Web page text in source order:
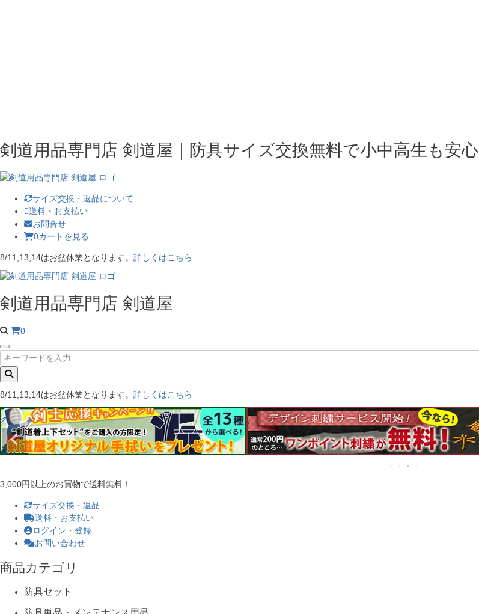
剣道用品専門店 剣道屋｜防具サイズ交換無料で小中高生も安心
サイズ交換・返品について
送料・お支払い
お問合せ
0カートを見る
8/11,13,14はお盆休業となります。 詳しくはこちら
剣道用品専門店 剣道屋
0
8/11,13,14はお盆休業となります。 詳しくはこちら
3,000円以上のお買物で送料無料！
サイズ交換・返品
送料・お支払い
ログイン・登録
お問い合わせ
商品カテゴリ
防具セット